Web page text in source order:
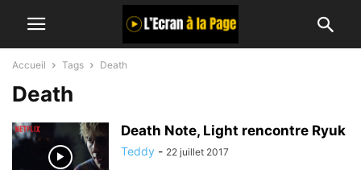
Accueil Tags Death
Death
Death Note, Light rencontre Ryuk
Teddy - 22 juillet 2017